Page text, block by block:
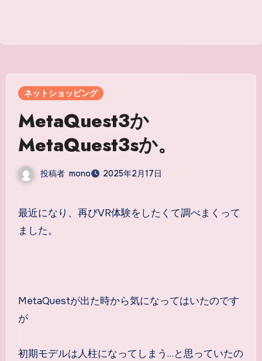
ネットショッピング
MetaQuest3か
MetaQuest3sか。
投稿者 mono 2025年2月17日
最近になり、再びVR体験をしたくて調べまくって
ました。
MetaQuestが出た時から気になってはいたのです
が
初期モデルは人柱になってしまう…と思っていたの